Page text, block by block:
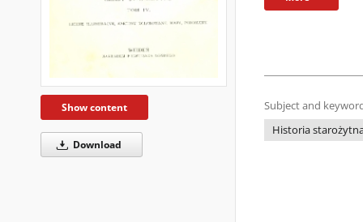
Show content
Download
Subject and
Historia